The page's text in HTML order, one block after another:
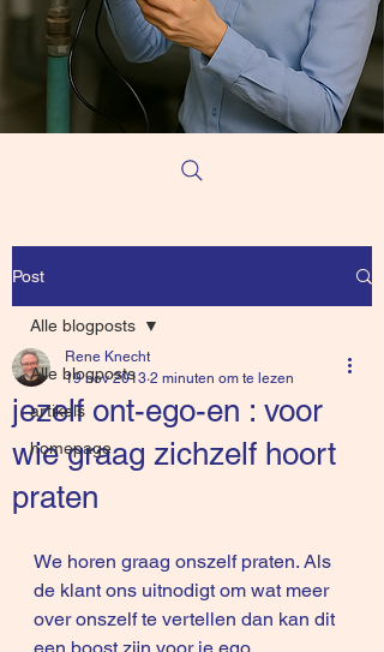
Post
Alle blogposts
artikels
homepage
Alle blogposts
jezelf ont-ego-en : voor
wie graag zichzelf hoort
praten
Rene Knecht
19 nov 2013 2 minuten om te lezen
We horen graag onszelf praten. Als
de klant ons uitnodigt om wat meer
over onszelf te vertellen dan kan dit